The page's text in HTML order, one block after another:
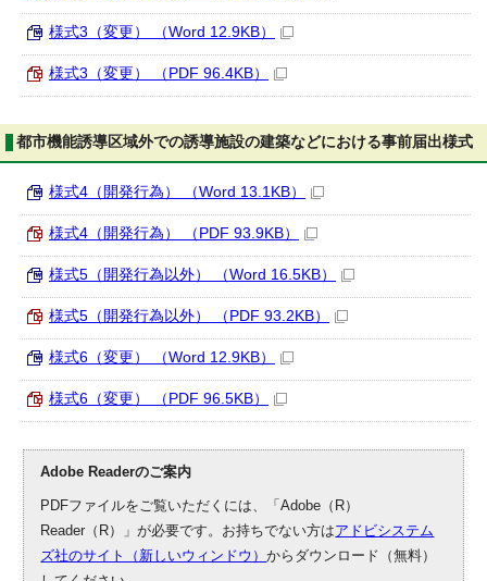
様式3（変更） （Word 12.9KB）
様式3（変更） （PDF 96.4KB）
都市機能誘導区域外での誘導施設の建築などにおける事前届出様式
様式4（開発行為） （Word 13.1KB）
様式4（開発行為） （PDF 93.9KB）
様式5（開発行為以外） （Word 16.5KB）
様式5（開発行為以外） （PDF 93.2KB）
様式6（変更） （Word 12.9KB）
様式6（変更） （PDF 96.5KB）
Adobe Readerのご案内
PDFファイルをご覧いただくには、「Adobe（R）
Reader（R）」が必要です。お持ちでない方はアドビシステム
ズ社のサイト（新しいウィンドウ）からダウンロード（無料）